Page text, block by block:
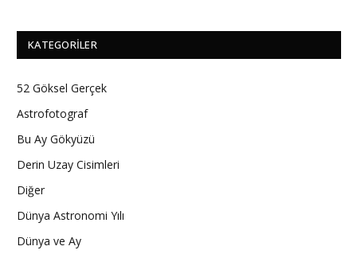
KATEGORILER
52 Göksel Gerçek
Astrofotograf
Bu Ay Gökyüzü
Derin Uzay Cisimleri
Diğer
Dünya Astronomi Yılı
Dünya ve Ay